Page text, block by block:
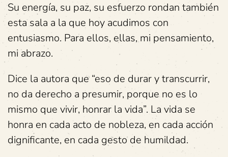
Su energía, su paz, su esfuerzo rondan también
esta sala a la que hoy acudimos con
entusiasmo. Para ellos, ellas, mi pensamiento,
mi abrazo.
Dice la autora que “eso de durar y transcurrir,
no da derecho a presumir, porque no es lo
mismo que vivir, honrar la vida”. La vida se
honra en cada acto de nobleza, en cada acción
dignificante, en cada gesto de humildad.